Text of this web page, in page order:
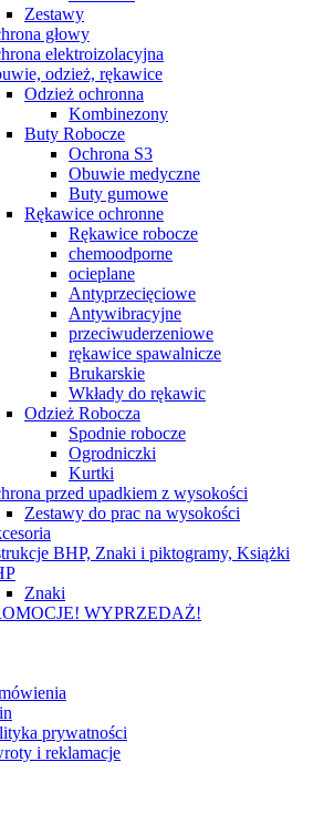
Zestawy
głowy
elektroizolacyjna
odzież, rękawice
Odzież ochronna
Kombinezony
Buty Robocze
Ochrona S3
Obuwie medyczne
Buty gumowe
Rękawice ochronne
Rękawice robocze
chemoodporne
ocieplane
Antyprzecięciowe
Antywibracyjne
przeciwuderzeniowe
rękawice spawalnicze
Brukarskie
Wkłady do rękawic
Odzież Robocza
Spodnie robocze
Ogrodniczki
Kurtki
przed upadkiem z wysokości
Zestawy do prac na wysokości
BHP, Znaki i piktogramy, Książki
Znaki
WYPRZEDAŻ!
prywatności
i reklamacje